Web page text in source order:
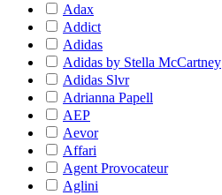
Adax
Addict
Adidas
Adidas by Stella McCartney
Adidas Slvr
Adrianna Papell
AEP
Aevor
Affari
Agent Provocateur
Aglini